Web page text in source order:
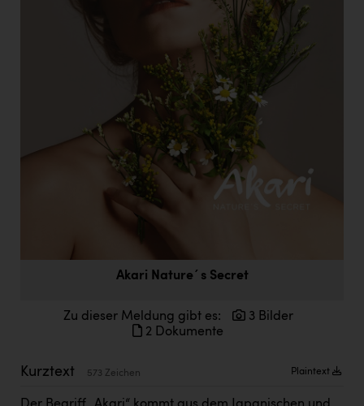
Fristads Austria
HIG Infomotion Group
Kärcher
Akari Nature´s Secret
Zu dieser Meldung gibt es:
3 Bilder
2 Dokumente
Kurztext 573 Zeichen Plaintext